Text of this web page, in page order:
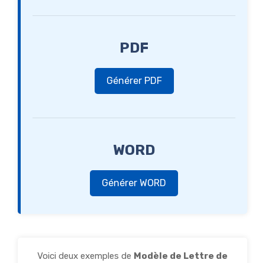
PDF
Générer PDF
WORD
Générer WORD
Voici deux exemples de Modèle de Lettre de